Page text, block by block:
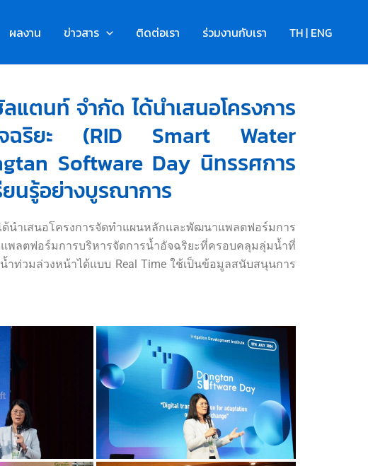
ผลงาน ข่าวสาร ติดต่อเรา ร่วมงานกับเรา TH | ENG
นท์ จำกัด ได้นำเสนอโครงการ
อัจฉริยะ (RID Smart Water
Software Day นิทรรศการ
ยนรู้อย่างบูรณาการ
ำเสนอโครงการจัดทำแผนหลักและพัฒนาแพลตฟอร์มการ
ำแพลตฟอร์มการบริหารจัดการน้ำอัจฉริยะที่ครอบคลุมลุ่มน้ำที่
ท่วมล่วงหน้าได้แบบ Real Time ใช้เป็นข้อมูลสนับสนุนการ